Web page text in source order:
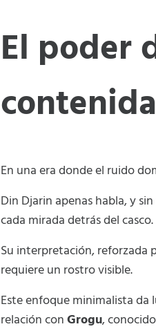
El poder
contenida
En una era donde el ruido
Din Djarin apenas habla, y
cada mirada detrás del casco.
Su interpretación, reforzada
requiere un rostro visible.
Este enfoque minimalista da
relación conGrogu,